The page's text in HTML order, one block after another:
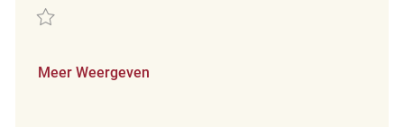
Redden Store Cleaning Associate at Homegoods at Stone Oak
Meer Weergeven